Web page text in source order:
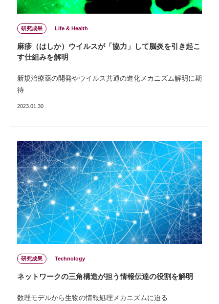
研究成果 Life & Health
⿇疹（はしか）ウイルスが「協力」して脳炎を引き起こ
す仕組みを解明
新規治療薬の開発やウイルス共通の進化メカニズム解明に期
待
2023.01.30
研究成果 Technology
ネットワークの三⾓構造が担う情報伝達の役割を解明
数理モデルから⽣物の情報処理メカニズムに迫る